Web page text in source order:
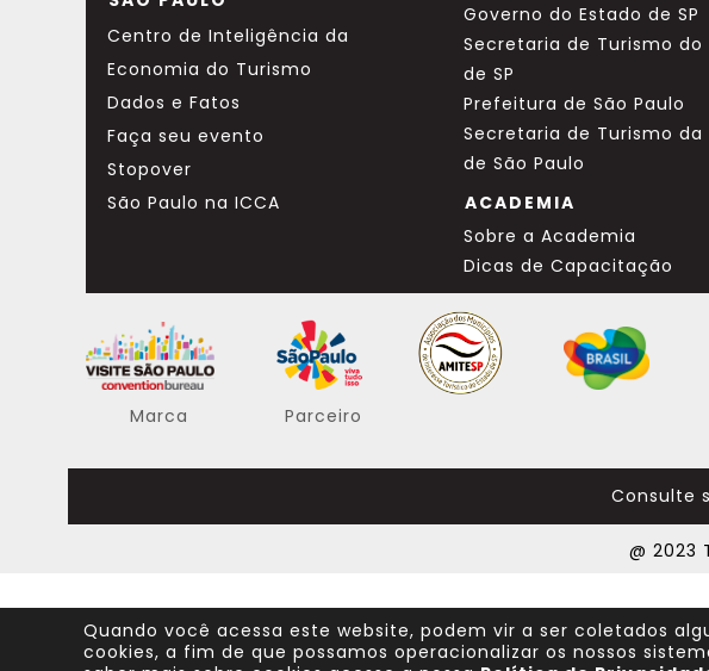
Centro de Inteligência da
Economia do Turismo
Dados e Fatos
Faça seu evento
Stopover
São Paulo na ICCA
Governo do Estado de SP
Secretaria de Turismo do
de SP
Prefeitura de São Paulo
Secretaria de Turismo da
de São Paulo
ACADEMIA
Sobre a Academia
Dicas de Capacitação
Marca Parceiro
Consulte
@ 2023
Quando você acessa este website, podem vir a ser coletados
cookies, a fim de que possamos operacionalizar os nossos